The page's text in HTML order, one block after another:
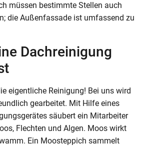
müssen bestimmte Stellen auch
die Außenfassade ist umfassend zu
Dachreinigung
eigentliche Reinigung! Bei uns wird
gearbeitet. Mit Hilfe eines
säubert ein Mitarbeiter
Flechten und Algen. Moos wirkt
Ein Moosteppich sammelt